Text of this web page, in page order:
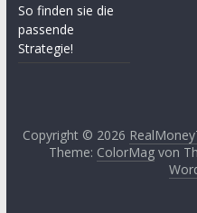
So finden sie die
passende
Strategie!
Copyright © 2026
Theme: ColorMagvon